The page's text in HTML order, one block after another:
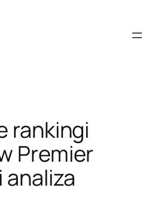
rankingi
Premier
analiza